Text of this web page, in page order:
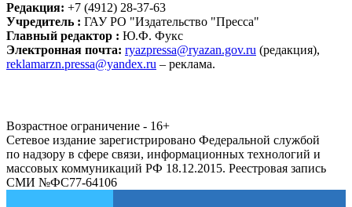
Редакция: +7 (4912) 28-37-63
Учредитель : ГАУ РО "Издательство "Пресса"
Главный редактор : Ю.Ф. Фукс
Электронная почта: ryazpressa@ryazan.gov.ru (редакция),
reklamarzn.pressa@yandex.ru – реклама.
Возрастное ограничение - 16+
Сетевое издание зарегистрировано Федеральной службой
по надзору в сфере связи, информационных технологий и
массовых коммуникаций РФ 18.12.2015. Реестровая запись
СМИ №ФС77-64106